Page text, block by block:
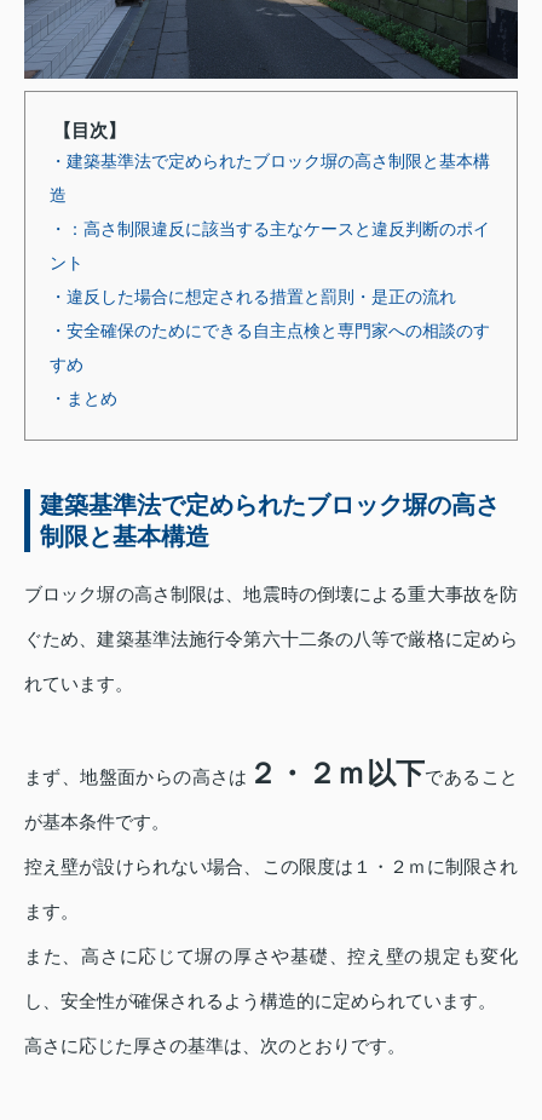
【目次】
・建築基準法で定められたブロック塀の高さ制限と基本構
造
・：高さ制限違反に該当する主なケースと違反判断のポイ
ント
・違反した場合に想定される措置と罰則・是正の流れ
・安全確保のためにできる自主点検と専門家への相談のす
すめ
・まとめ
建築基準法で定められたブロック塀の高さ
制限と基本構造
ブロック塀の高さ制限は、地震時の倒壊による重大事故を防
ぐため、建築基準法施行令第六十二条の八等で厳格に定めら
れています。
まず、地盤面からの高さは ２・２ｍ以下であること
が基本条件です。
控え壁が設けられない場合、この限度は１・２ｍに制限され
ます。
また、高さに応じて塀の厚さや基礎、控え壁の規定も変化
し、安全性が確保されるよう構造的に定められています。
高さに応じた厚さの基準は、次のとおりです。